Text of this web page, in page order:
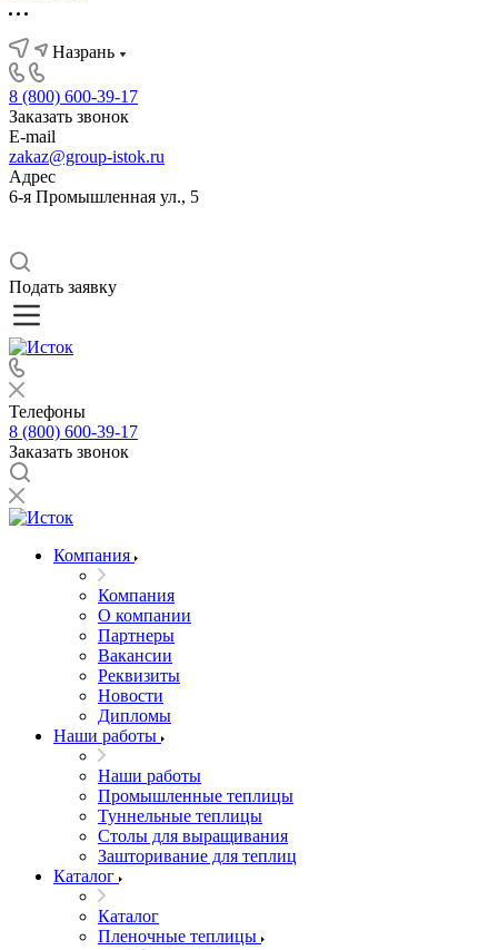
Назрань
8 (800) 600-39-17
Заказать звонок
E-mail
zakaz@group-istok.ru
Адрес
6-я Промышленная ул., 5
Подать заявку
Телефоны
8 (800) 600-39-17
Заказать звонок
Компания
Компания
О компании
Партнеры
Вакансии
Реквизиты
Новости
Дипломы
Наши работы
Наши работы
Промышленные теплицы
Туннельные теплицы
Столы для выращивания
Зашторивание для теплиц
Каталог
Каталог
Пленочные теплицы